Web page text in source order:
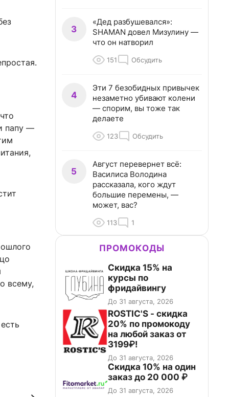
папу —
всему,
3
«Дед разбушевался»:
SHAMAN довел Мизулину —
что он натворил
151 Обсудить
4
Эти 7 безобидных привычек
незаметно убивают колени
— спорим, вы тоже так
делаете
123 Обсудить
5
Август перевернет всё:
Василиса Володина
рассказала, кого ждут
большие перемены, —
может, вас?
113 1
ПРОМОКОДЫ
Скидка 15% на
курсы по
фридайвингу
До 31 августа, 2026
ROSTIC'S - скидка
20% по промокоду
на любой заказ от
3199₽!
До 31 августа, 2026
Скидка 10% на один
заказ до 20 000 ₽
До 31 августа, 2026